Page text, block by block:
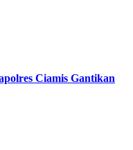
Ciamis Gantikan